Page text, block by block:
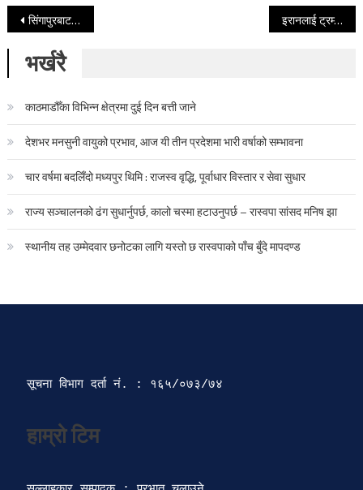
Post navigation
सिंगापुरबाट हङकङ पुगे पूर्वप्रधानमन्त्री देउवा इरानलाई ट्रम्पको ४८ घण्टे अल्टिमेटम—हर्मुज नखुले ऊर्जा संरचनामा हमला चेतावनी
भर्खरै
काठमाडौँका विभिन्न क्षेत्रमा दुई दिन बत्ती जाने
देशभर मनसुनी वायुको प्रभाव, आज यी तीन प्रदेशमा भारी वर्षाको सम्भावना
चार वर्षमा बदलिँदो मध्यपुर थिमि : राजस्व वृद्धि, पूर्वाधार विस्तार र सेवा सुधार
राज्य सञ्चालनको ढंग सुधार्नुपर्छ, कालो चस्मा हटाउनुपर्छ – रास्वपा सांसद मनिष झा
स्थानीय तह उम्मेदवार छनोटका लागि यस्तो छ रास्वपाको पाँच बुँदे मापदण्ड
सूचना विभाग दर्ता‍ नं. : १६५/०७३/७४
हाम्रो टिम